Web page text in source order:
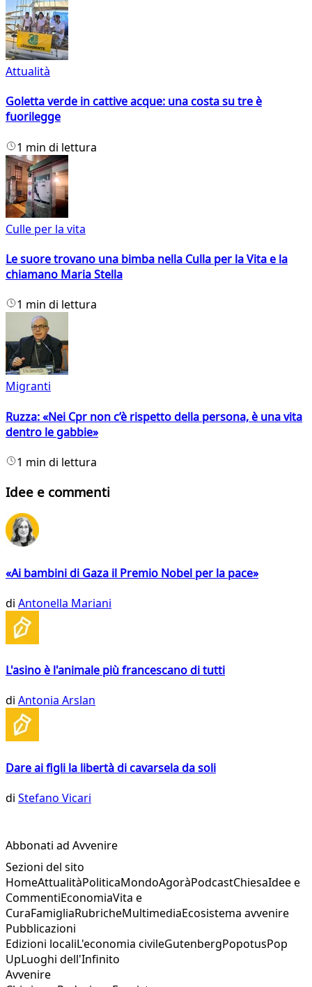
Attualità
Goletta verde in cattive acque: una costa su tre è
fuorilegge
1 min di lettura
Culle per la vita
Le suore trovano una bimba nella Culla per la Vita e la
chiamano Maria Stella
1 min di lettura
Migranti
Ruzza: «Nei Cpr non c’è rispetto della persona, è una vita
dentro le gabbie»
1 min di lettura
Idee e commenti
«Ai bambini di Gaza il Premio Nobel per la pace»
di Antonella Mariani
L'asino è l'animale più francescano di tutti
di Antonia Arslan
Dare ai figli la libertà di cavarsela da soli
di Stefano Vicari
Abbonati ad Avvenire
Sezioni del sito
HomeAttualitàPoliticaMondoAgoràPodcastChiesaIdee e
CommentiEconomiaVita e
CuraFamigliaRubricheMultimediaEcosistema avvenire
Pubblicazioni
Edizioni localiL'economia civileGutenbergPopotusPop
UpLuoghi dell'Infinito
Avvenire